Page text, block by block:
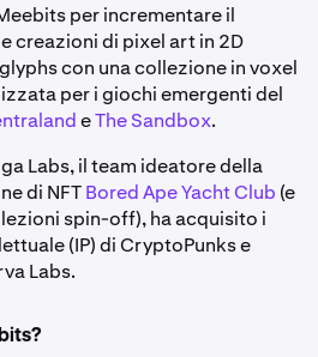
per incrementare il
creazioni di pixel art in 2D
con una collezione in voxel
per i giochi emergenti del
eThe Sandbox.
Labs, il team ideatore della
di NFTBored Ape Yacht Club (e
spin-off), ha acquisito i
(IP) di CryptoPunks e
Labs.